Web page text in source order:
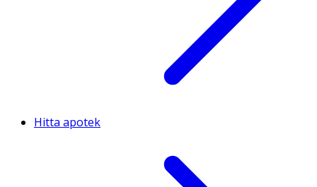
Hitta apotek